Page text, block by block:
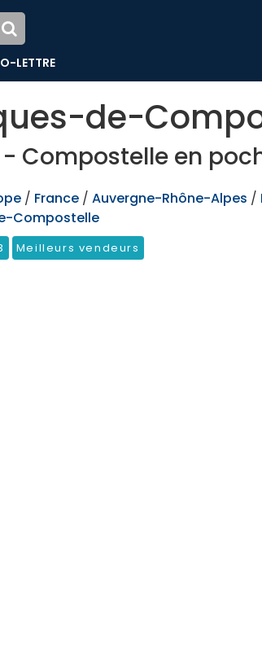
LETTRE
de-
Compostelle en
/ France / Auvergne-Rhône-Alpes /
Compostelle
Meilleurs vendeurs